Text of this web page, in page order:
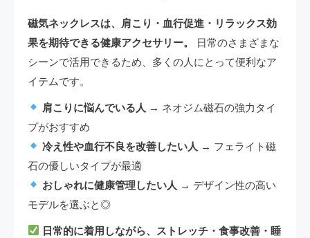
磁気ネックレスは、肩こり・血行促進・リラックス効
果を期待できる健康アクセサリー。
日常のさまざまな
シーンで活用できるため、多くの人にとって便利なア
イテムです。
肩こりに悩んでいる人 → ネオジム磁石の強力タイ
プがおすすめ
冷え性や血行不良を改善したい人 → フェライト磁
石の優しいタイプが最適
おしゃれに健康管理したい人 → デザイン性の高い
モデルを選ぶと◎
日常的に着用しながら、ストレッチ・食事改善・睡